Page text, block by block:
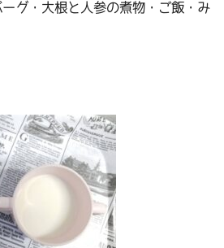
グ・大根と人参の煮物・ご飯・み